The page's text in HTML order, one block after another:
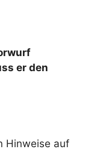
er den
Hinweise auf